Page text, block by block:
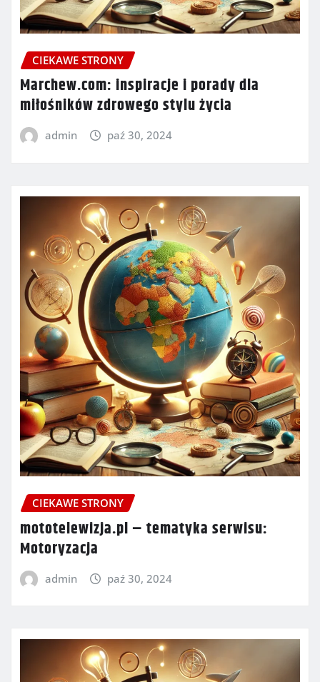
CIEKAWE STRONY
Marchew.com: inspiracje i porady dla
miłośników zdrowego stylu życia
admin paź 30, 2024
CIEKAWE STRONY
mototelewizja.pl – tematyka serwisu:
Motoryzacja
admin paź 30, 2024